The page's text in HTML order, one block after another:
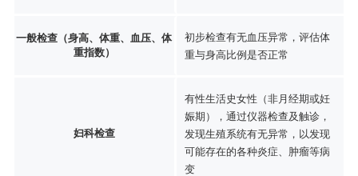
一般检查（身高、体重、血压、体
重指数）
初步检查有无血压异常，评估体
重与身高比例是否正常
妇科检查
有性生活史女性（非月经期或妊
娠期），通过仪器检查及触诊，
发现生殖系统有无异常，以发现
可能存在的各种炎症、肿瘤等病
变